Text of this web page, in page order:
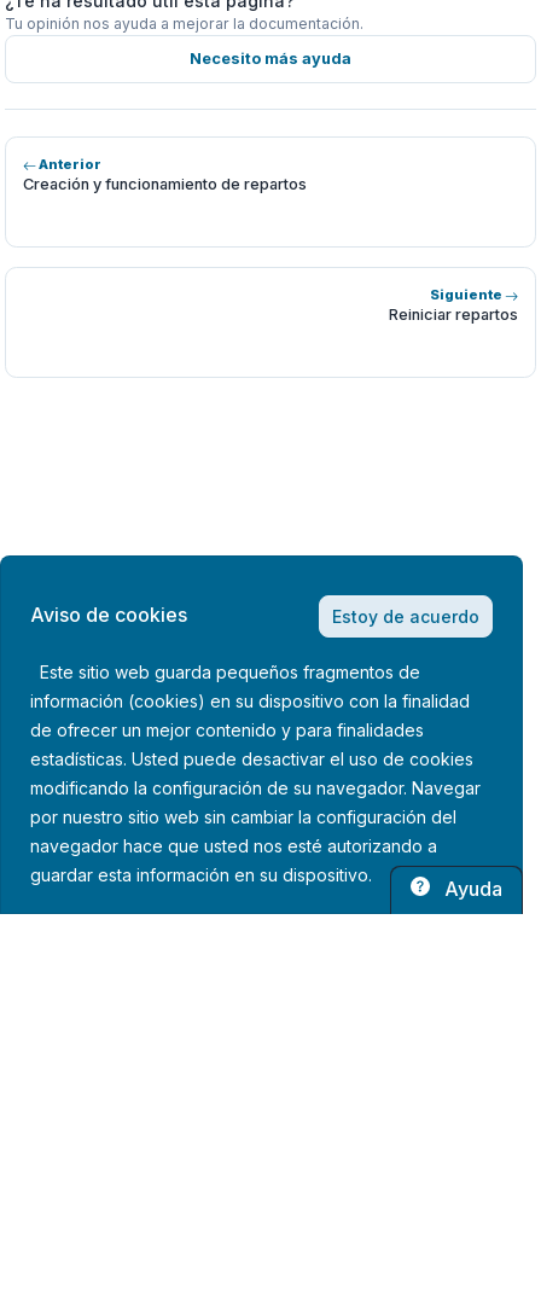
Aviso de cookies Estoy de acuerdo
Este sitio web guarda pequeños fragmentos de
información (cookies) en su dispositivo con la finalidad
de ofrecer un mejor contenido y para finalidades
estadísticas. Usted puede desactivar el uso de cookies
modificando la configuración de su navegador. Navegar
por nuestro sitio web sin cambiar la configuración del
navegador hace que usted nos esté autorizando a
guardar esta información en su dispositivo.
Tu opinión nos ayuda a mejorar la documentación.
Necesito más ayuda
Anterior
Creación y funcionamiento de repartos
Siguiente
Reiniciar repartos
Ayuda